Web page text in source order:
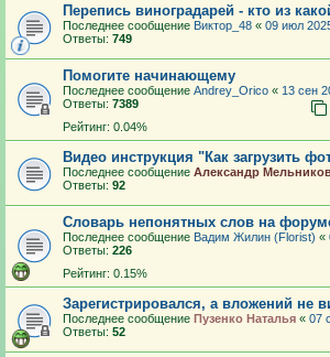
Перепись виноградарей - кто из
Последнее сообщение Виктор_48 « 09 июл
Ответы: 749
Помогите начинающему
Последнее сообщение Andrey_Orico « 13 сен
Ответы: 7389
Рейтинг: 0.04%
Видео инструкция "Как загрузить
Последнее сообщение Александр
Ответы: 92
Словарь непонятных слов на
Последнее сообщение Вадим Жилин (Florist) «
Ответы: 226
Рейтинг: 0.15%
Зарегистрировался, а вложений не
Последнее сообщение Пузенко Наталья « 07
Ответы: 52